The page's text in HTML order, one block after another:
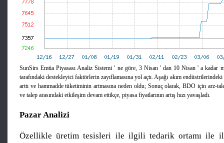
SunSirs Emtia Piyasası Analiz Sistemi ' ne göre, 3 Nisan ' dan 10 Nisan ' a kadar
tarafındaki destekleyici faktörlerin zayıflamasına yol açtı. Aşağı akım
arttı ve hammadde tüketiminin artmasına neden oldu; Sonuç olarak, BDO için arz-
ve talep arasındaki etkileşim devam ettikçe, piyasa fiyatlarının artış hızı yavaşladı.
Pazar Analizi
Özellikle üretim tesisleri ile ilgili tedarik ortamı ile